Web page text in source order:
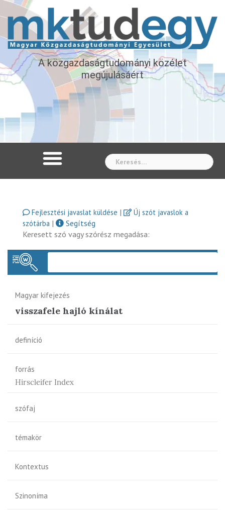
A közgazdaságtudományi közélet
megújulásáért
Fejlesztési javaslat küldése |
Új szót javaslok a
szótárba |
Segítség
Keresett szó vagy szórész megadása:
Magyar kifejezés
visszafele hajló kínálat
definíció
forrás
Hirscleifer Index
szófaj
témakör
Kontextus
Szinoníma